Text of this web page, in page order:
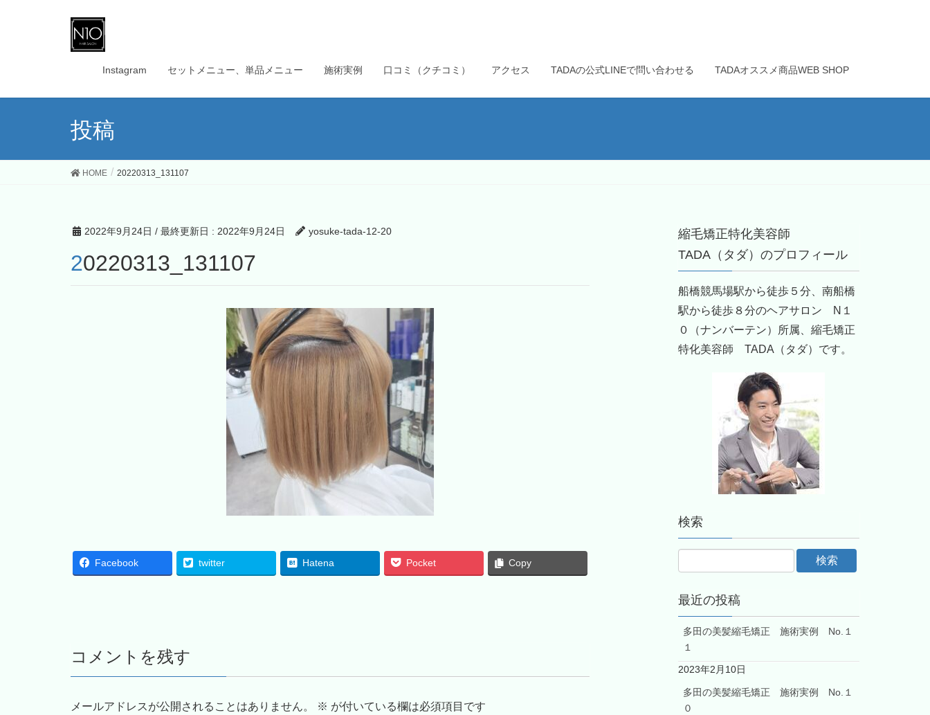
Instagram セットメニュー、単品メニュー 施術実例 口コミ（クチコミ） アクセス TADAの公式LINEで問い合わせる TADAオススメ商品WEB SHOP
投稿
HOME 20220313_131107
2022年9月24日 / 最終更新日 : 2022年9月24日 yosuke-tada-12-20
20220313_131107
Facebook twitter Hatena Pocket Copy
コメントを残す
メールアドレスが公開されることはありません。 ※ が付いている欄は必須項目です
縮毛矯正特化美容師
TADA（タダ）のプロフィール
船橋競馬場駅から徒歩５分、南船橋
駅から徒歩８分のヘアサロン N１
０（ナンバーテン）所属、縮毛矯正
特化美容師 TADA（タダ）です。
検索
最近の投稿
多田の美髪縮毛矯正 施術実例 No.１
１
2023年2月10日
多田の美髪縮毛矯正 施術実例 No.１
０